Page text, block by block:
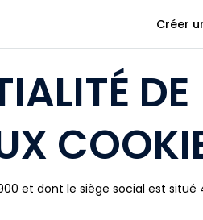
Créer
DE
et dont le siège social est situé